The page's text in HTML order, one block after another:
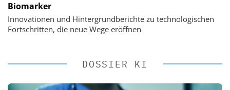
Biomarker
Innovationen und Hintergrundberichte zu technologischen
Fortschritten, die neue Wege eröffnen
DOSSIER KI